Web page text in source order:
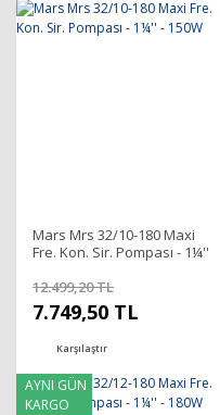
Mars Mrs 32/10-180 Maxi
Fre. Kon. Sir. Pompası - 1¼''
12.499,20 TL
7.749,50 TL
Karşılaştır
AYNI GÜN
KARGO